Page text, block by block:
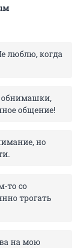
люблю, когда
обнимашки,
общение!
но
то со
трогать
на мою